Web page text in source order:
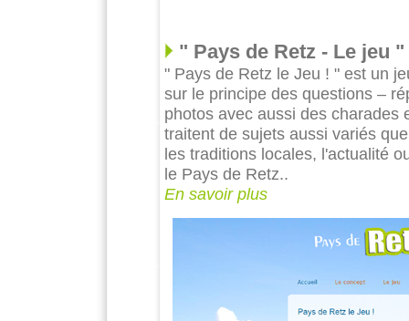
" Pays de Retz - Le jeu "
" Pays de Retz le Jeu ! " est un
sur le principe des questions –
photos avec aussi des charades
traitent de sujets aussi variés
les traditions locales, l'actualité
le Pays de Retz..
En savoir plus